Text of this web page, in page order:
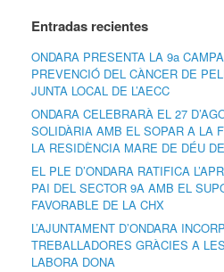
Entradas recientes
ONDARA PRESENTA LA 9a
PREVENCIÓ DEL CÀNCER DE
JUNTA LOCAL DE L’AECC
ONDARA CELEBRARÀ EL 27
SOLIDÀRIA AMB EL SOPAR A LA
LA RESIDÈNCIA MARE DE DÉU
EL PLE D’ONDARA RATIFICA
PAI DEL SECTOR 9A AMB EL
FAVORABLE DE LA CHX
L’AJUNTAMENT D’ONDARA
TREBALLADORES GRÀCIES A
LABORA DONA